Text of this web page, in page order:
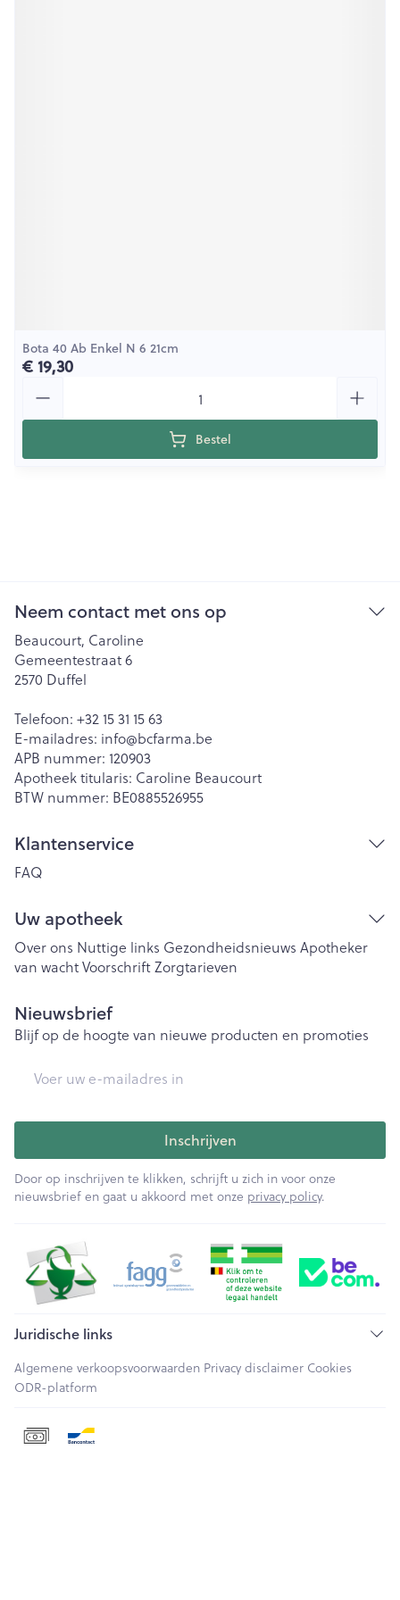
Bota 40 Ab Enkel N 6 21cm
€ 19,30
Bestel
Neem contact met ons op
Beaucourt, Caroline
Gemeentestraat 6
2570 Duffel
Telefoon: +32 15 31 15 63
E-mailadres: info@bcfarma.be
APB nummer: 120903
Apotheek titularis: Caroline Beaucourt
BTW nummer: BE0885526955
Klantenservice
FAQ
Uw apotheek
Over ons Nuttige links Gezondheidsnieuws Apotheker
van wachtVoorschriftZorgtarieven
Nieuwsbrief
Blijf op de hoogte van nieuwe producten en promoties
Inschrijven
Door op inschrijven te klikken, schrijft u zich in voor onze
nieuwsbrief en gaat u akkoord met onze privacy policy.
Juridische links
Algemene verkoopsvoorwaarden Privacy disclaimer Cookies
ODR-platform